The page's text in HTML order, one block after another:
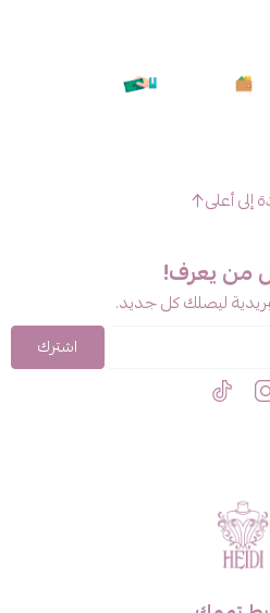
إلى أعلى
من يعرف!
ليصلك كل جديد.
اشترك